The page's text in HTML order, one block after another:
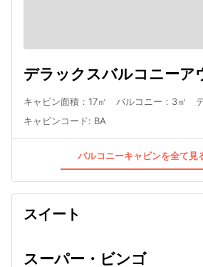
デラックスバルコニーア
キャビン面積：17㎡ バルコニー：3㎡
キャビンコード: BA
バルコニーキャビンを全て見
スイート
スーパー・ビンゴ